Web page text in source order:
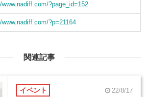
www.nadiff.com/?page_id=152
www.nadiff.com/?p=21164
関連記事
イベント 22/8/17